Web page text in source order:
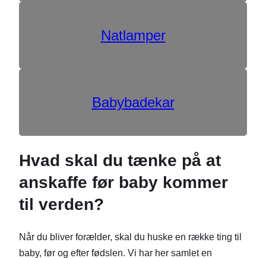
Natlamper
Babybadekar
Hvad skal du tænke på at
anskaffe før baby kommer
til verden?
Når du bliver forælder, skal du huske en række ting til
baby, før og efter fødslen. Vi har her samlet en